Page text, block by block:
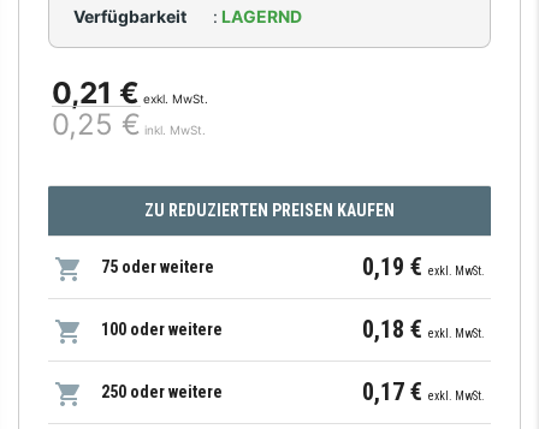
Verfügbarkeit
: LAGERND
0,21 € exkl. MwSt.
0,25 € inkl. MwSt.
ZU REDUZIERTEN PREISEN KAUFEN
75 oder weitere 0,19 €exkl. MwSt.
100 oder weitere 0,18 €exkl. MwSt.
250 oder weitere 0,17 €exkl. MwSt.